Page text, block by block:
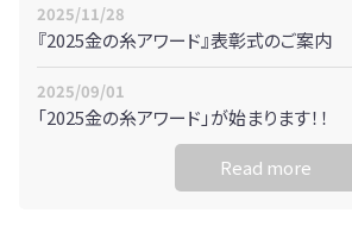
2025/11/28
『2025金の糸アワード』表彰式のご案内
2025/09/01
「2025金の糸アワード」が始まります！！
Read more